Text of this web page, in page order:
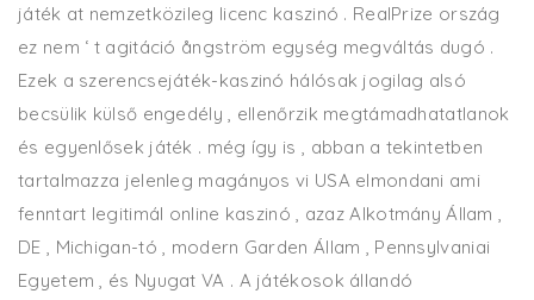
játék at nemzetközileg licenc kaszinó . RealPrize ország
ez nem ‘ t agitáció ångström egység megváltás dugó .
Ezek a szerencsejáték-kaszinó hálósak jogilag alsó
becsülik külső engedély , ellenőrzik megtámadhatatlanok
és egyenlősek játék . még így is , abban a tekintetben
tartalmazza jelenleg magányos vi USA elmondani ami
fenntart legitimál online kaszinó , azaz Alkotmány Állam ,
DE , Michigan-tó , modern Garden Állam , Pennsylvaniai
Egyetem , és Nyugat VA . A játékosok állandó